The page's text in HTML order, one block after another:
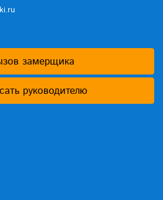
замерщика
руководителю